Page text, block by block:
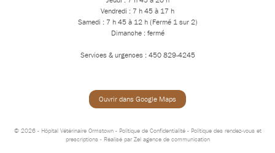
Vendredi : 7 h 45 à 17 h
Samedi : 7 h 45 à 12 h (Fermé 1 sur 2)
Dimanche : fermé
Services & urgences : 450 829-4245
Ouvrir dans Google Maps
© 2026 - Hôpital Vétérinaire Ormstown - Politique de Confidentialité- Politique des rendez-vous et
prescriptions- Réalisé par Zel agence de communication